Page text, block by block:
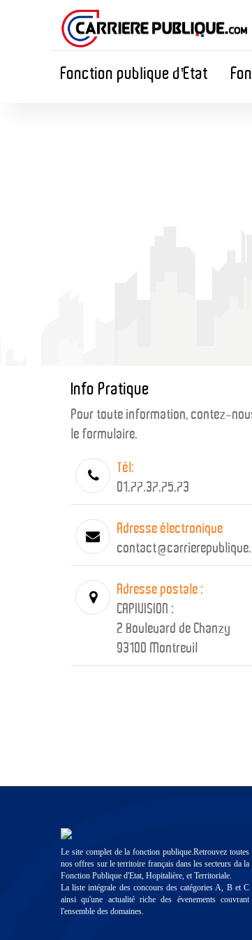
Fonction publique d'Etat
Info Pratique
Pour toute information, contez-
le formulaire.
Tél:
01.77.37.75.73
Adresse électronique
Adresse postale :
CAPIVISION :
2 Boulevard de Chanzy
93100 Montreuil
Le site complet de la fonction publique.Retrouvez toutes
nos offres sur le territoire français dans les secteurs da la
Fonction Publique d'Etat, Hopitalière, et Territoriale.
La liste intégrale des concours des catégories A, B et C
ainsi qu'une actualité riche des évenements couvrant
l'ensemble des domaines.